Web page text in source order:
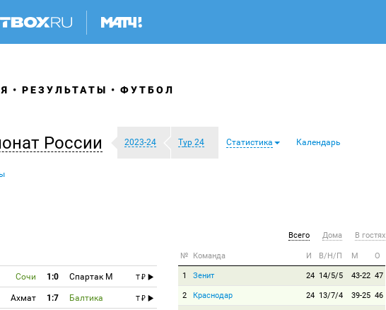
РЕЗУЛЬТАТЫ ФУТБОЛ
России 2023-24 Тур 24 Статистика Календарь
Сочи 1:0 Спартак М T
Ахмат 1:7 Балтика T
Всего Дома В гостях
№ Команда И В/Н/П М О
1 Зенит 24 14/5/5 43-22 47
2 Краснодар 24 13/7/4 39-25 46